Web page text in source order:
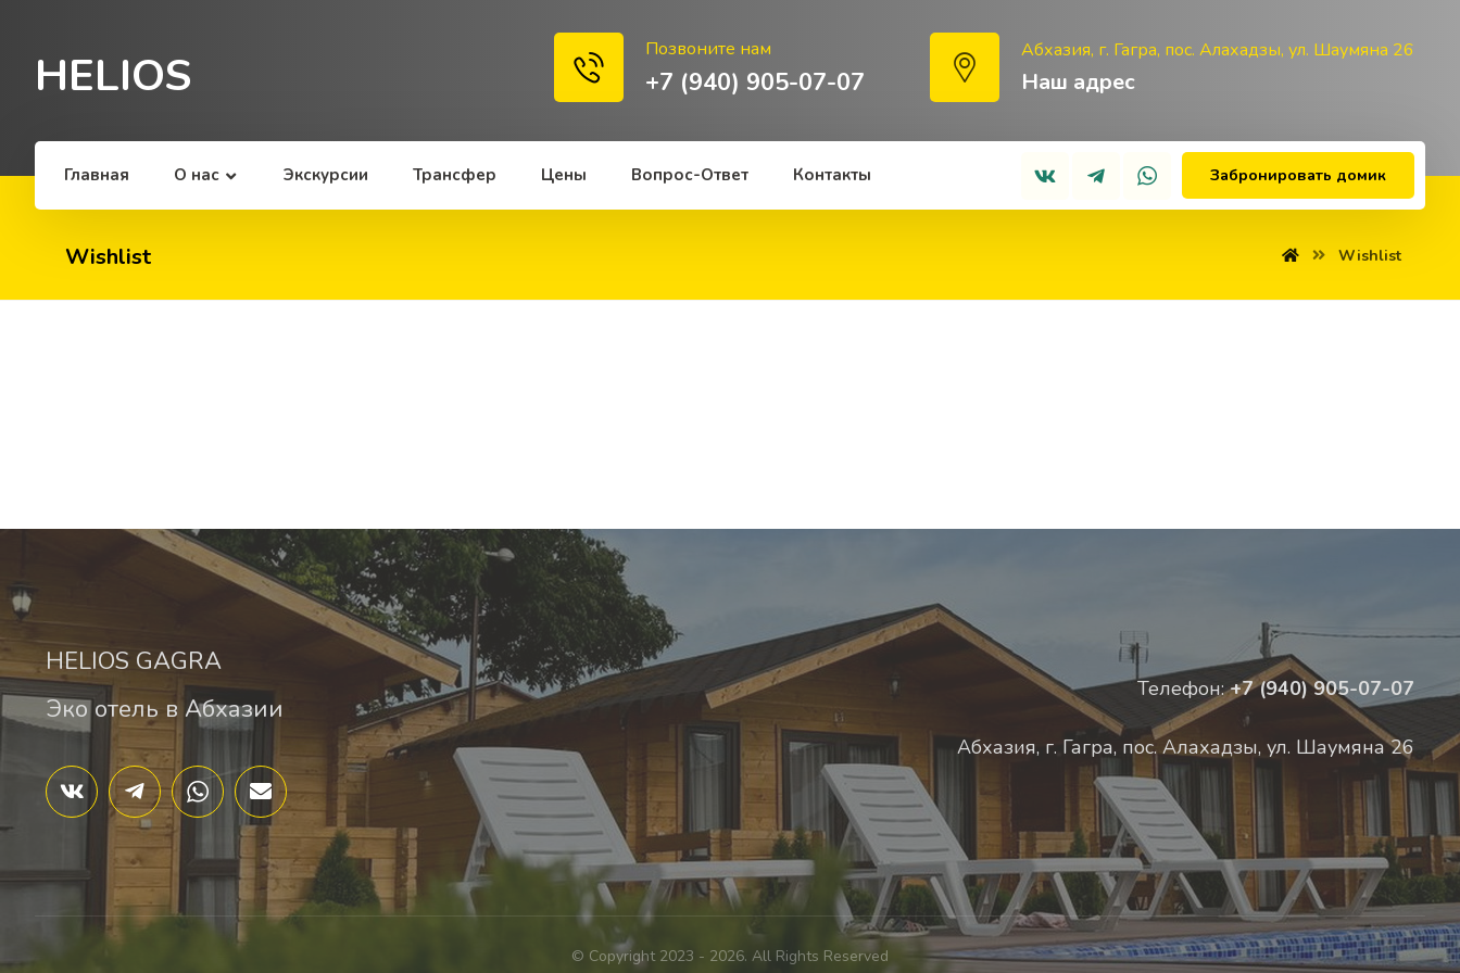
HELIOS Абхазия, г. Гагра, пос. Алахадзы, ул. Шаумяна 26
Наш адрес
Позвоните нам
+7 (940) 905-07-07
Главная О наc Экскурсии Трансфер Цены Вопрос-Ответ Контакты Забронировать домик
Wishlist Wishlist
HELIOS GAGRA
Эко отель в Абхазии
Телефон:+7 (940) 905-07-07
Абхазия, г. Гагра, пос. Алахадзы, ул. Шаумяна 26
© Copyright 2023 - 2026. All Rights Reserved